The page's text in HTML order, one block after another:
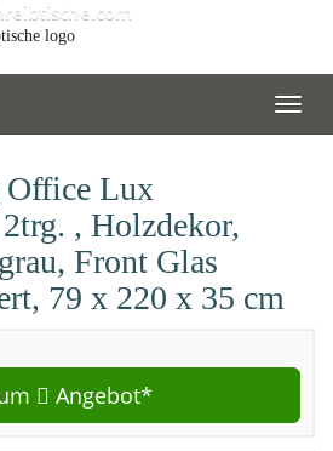
Office Lux
, Holzdekor,
Front Glas
79 x 220 x 35 cm
Angebot*